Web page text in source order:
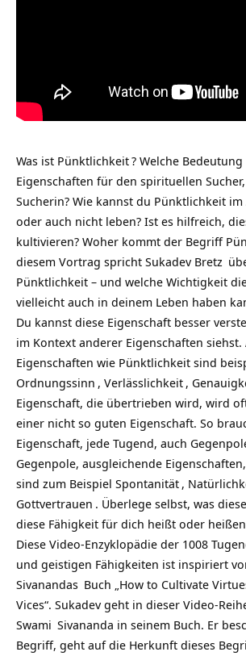
Was ist Pünktlichkeit? Welche
Eigenschaften für den spirituellen
Sucherin? Wie kannst du Pünktlichkeit
oder auch nicht leben? Ist es hilfreich,
kultivieren? Woher kommt der Begriff
diesem Vortrag spricht Sukadev Bretz
Pünktlichkeit – und welche Wichtigkeit
vielleicht auch in deinem Leben haben
Du kannst diese Eigenschaft besser
im Kontext anderer Eigenschaften siehst.
Eigenschaften wie Pünktlichkeit sind
Ordnungssinn , Verlässlichkeit ,
Eigenschaft, die übertrieben wird, wird
einer nicht so guten Eigenschaft. So
Eigenschaft, jede Tugend, auch
Gegenpole, ausgleichende
sind zum Beispiel Spontanität ,
Gottvertrauen . Überlege selbst, was
diese Fähigkeit für dich heißt oder
Diese Video-Enzyklopädie der 1008
und geistigen Fähigkeiten ist inspiriert
Sivanandas Buch „How to Cultivate
Vices“. Sukadev geht in dieser Video-
Swami Sivananda in seinem Buch. Er
Begriff, geht auf die Herkunft dieses